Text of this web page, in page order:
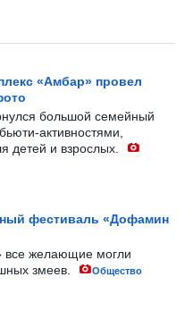
«Амбар» провел
большой семейный
активностями,
детей и взрослых.
фестиваль «Дофамин
все желающие могли
змеев.
Общество